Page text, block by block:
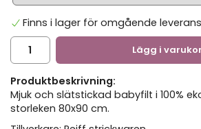
Finns i lager för omgående leverans
Lägg i
Produktbeskrivning:
Mjuk och slätstickad babyfilt i 100%
storleken 80x90 cm.